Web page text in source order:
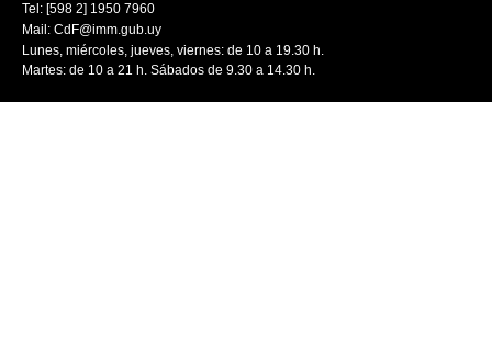
Tel: [598 2] 1950 7960
Mail: CdF@imm.gub.uy
Lunes, miércoles, jueves, viernes: de 10 a 19.30 h.
Martes: de 10 a 21 h. Sábados de 9.30 a 14.30 h.